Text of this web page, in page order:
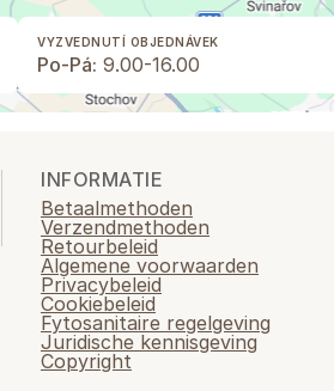
VYZVEDNUTÍ OBJEDNÁVEK
Po-Pá: 9.00-16.00
INFORMATIE
Betaalmethoden
Verzendmethoden
Retourbeleid
Algemene voorwaarden
Privacybeleid
Cookiebeleid
Fytosanitaire regelgeving
Juridische kennisgeving
Copyright